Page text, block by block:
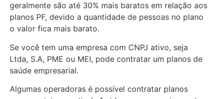
geralmente são até 30% mais baratos em relação aos
planos PF, devido a quantidade de pessoas no plano
o valor fica mais barato.
Se você tem uma empresa com CNPJ ativo, seja
Ltda, S.A, PME ou MEI, pode contratar um planos de
saúde empresarial.
Algumas operadoras é possível contratar planos